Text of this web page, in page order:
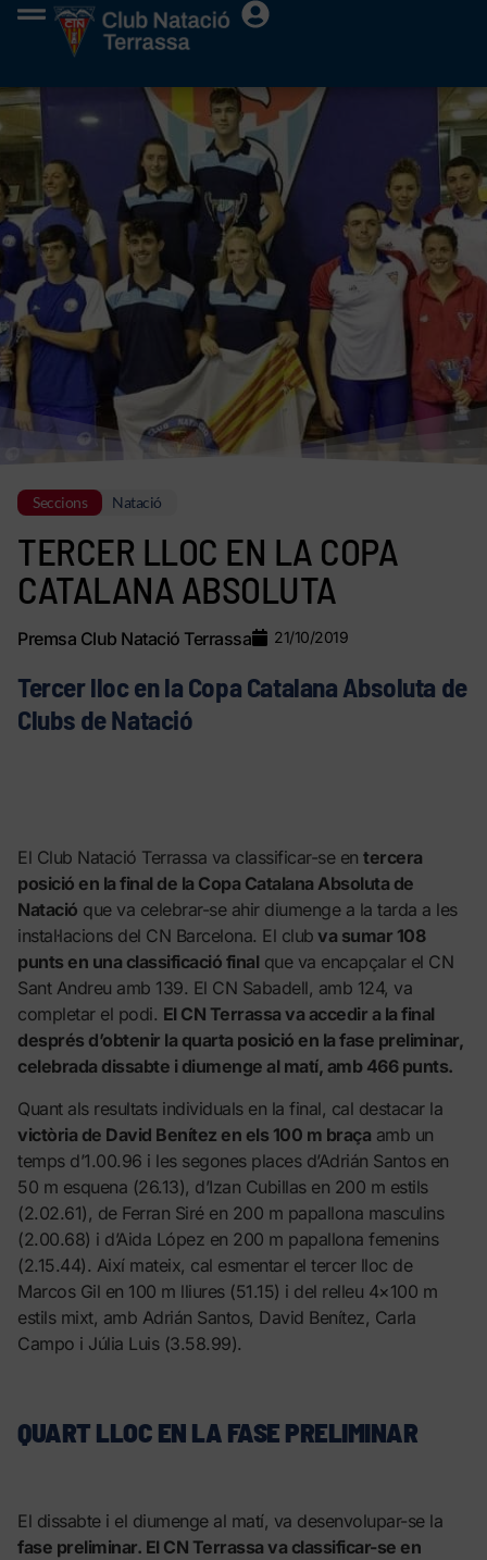
Seccions Natació
TERCER LLOC EN LA COPA
CATALANA ABSOLUTA
Premsa Club Natació Terrassa 21/10/2019
Tercer lloc en la Copa Catalana Absoluta de
Clubs de Natació
El Club Natació Terrassa va classificar-se en tercera
posició en la final de la Copa Catalana Absoluta de
Natació que va celebrar-se ahir diumenge a la tarda a les
instal·lacions del CN Barcelona. El club va sumar 108
punts en una classificació final que va encapçalar el CN
Sant Andreu amb 139. El CN Sabadell, amb 124, va
completar el podi. El CN Terrassa va accedir a la final
després d’obtenir la quarta posició en la fase preliminar,
celebrada dissabte i diumenge al matí, amb 466 punts.
Quant als resultats individuals en la final, cal destacar la
victòria de David Benítez en els 100 m braça amb un
temps d’1.00.96 i les segones places d’Adrián Santos en
50 m esquena (26.13), d’Izan Cubillas en 200 m estils
(2.02.61), de Ferran Siré en 200 m papallona masculins
(2.00.68) i d’Aida López en 200 m papallona femenins
(2.15.44). Així mateix, cal esmentar el tercer lloc de
Marcos Gil en 100 m lliures (51.15) i del relleu 4×100 m
estils mixt, amb Adrián Santos, David Benítez, Carla
Campo i Júlia Luis (3.58.99).
QUART LLOC EN LA FASE PRELIMINAR
El dissabte i el diumenge al matí, va desenvolupar-se la
fase preliminar. El CN Terrassa va classificar-se en